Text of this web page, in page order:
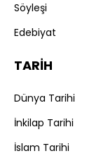
Söyleşi
Edebiyat
TARİH
Dünya Tarihi
İnkilap Tarihi
İslam Tarihi